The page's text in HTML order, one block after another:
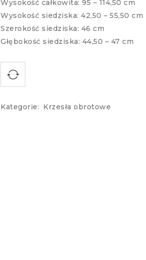
Wysokość całkowita: 95 – 114,50 cm
Wysokość siedziska: 42,50 – 55,50 cm
Szerokość siedziska: 46 cm
Głębokość siedziska: 44,50 – 47 cm
Kategorie: Krzesła obrotowe